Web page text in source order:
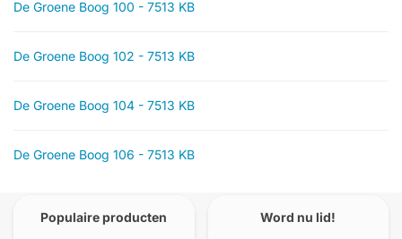
De Groene Boog 100 - 7513 KB
De Groene Boog 102 - 7513 KB
De Groene Boog 104 - 7513 KB
De Groene Boog 106 - 7513 KB
Populaire producten Word nu lid!